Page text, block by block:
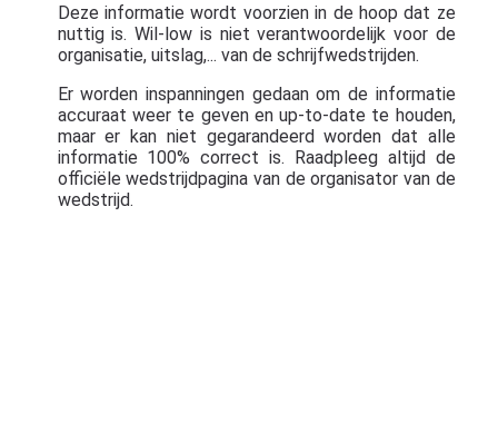
Deze informatie wordt voorzien in de hoop dat ze
nuttig is. Wil-low is niet verantwoordelijk voor de
organisatie, uitslag,... van de schrijfwedstrijden.
Er worden inspanningen gedaan om de informatie
accuraat weer te geven en up-to-date te houden,
maar er kan niet gegarandeerd worden dat alle
informatie 100% correct is. Raadpleeg altijd de
officiële wedstrijdpagina van de organisator van de
wedstrijd.